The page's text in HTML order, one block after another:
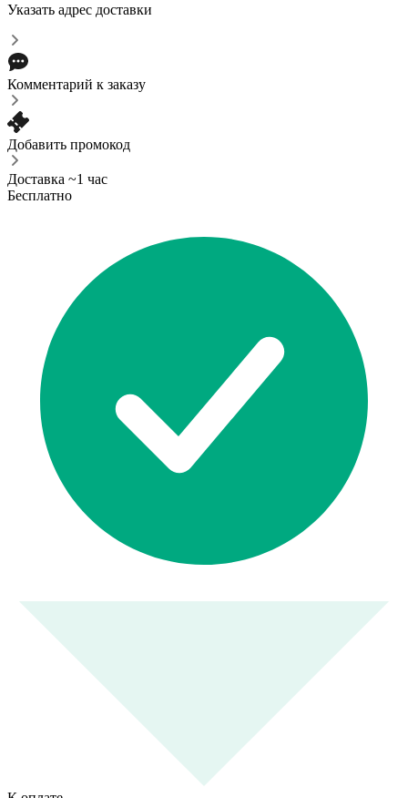
Указать адрес доставки
Комментарий к заказу
Добавить промокод
Доставка ~1 час
Бесплатно